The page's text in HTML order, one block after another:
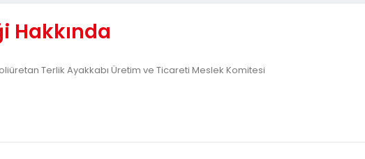
Hakkında
Terlik Ayakkabı Üretim ve Ticareti Meslek Komitesi